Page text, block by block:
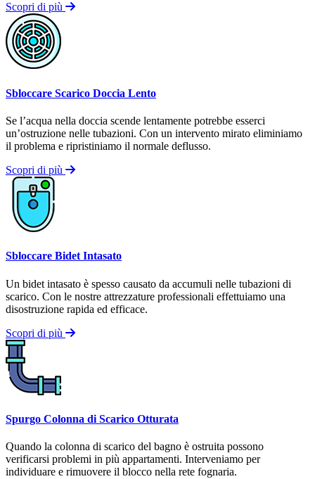
Scopri di più
Sbloccare Scarico Doccia Lento
Se l’acqua nella doccia scende lentamente potrebbe esserci
un’ostruzione nelle tubazioni. Con un intervento mirato eliminiamo
il problema e ripristiniamo il normale deflusso.
Scopri di più
Sbloccare Bidet Intasato
Un bidet intasato è spesso causato da accumuli nelle tubazioni di
scarico. Con le nostre attrezzature professionali effettuiamo una
disostruzione rapida ed efficace.
Scopri di più
Spurgo Colonna di Scarico Otturata
Quando la colonna di scarico del bagno è ostruita possono
verificarsi problemi in più appartamenti. Interveniamo per
individuare e rimuovere il blocco nella rete fognaria.